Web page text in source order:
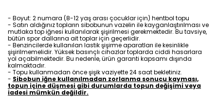
- Boyut: 2 numara (8-12 yaş arası çocuklar için) hentbol topu
- Satın aldığınız topların sibobunun vazelin ile kayganlaştırılması ve
mutlaka top iğnesi kullanılarak şişirilmesi gerekmektedir. Bu tavsiye,
bütün spor dallarına ait toplar için geçerlidir.
- Benzincilerde kullanılan lastik şişirme aparatları ile kesinlikle
şişirilmemelidir. Yüksek basınçlı cihazlar toplarda ciddi hasarlara
yol açabilmektedir. Bu nedenle, ürün garanti kapsamı dışında
kalmaktadır.
- Topu kullanmadan önce şişik vaziyette 24 saat bekletiniz.
- Sibobun iğne kullanılmadan zorlanma sonucu kayması,
topun içine düşmesi gibi durumlarda topun değişimi veya
iadesi mümkün değildir.